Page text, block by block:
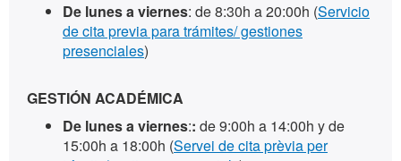
De lunes a viernes: de 8:30h a 20:00h (Servicio
de cita previa para trámites/ gestiones
presenciales)
GESTIÓN ACADÉMICA
De lunes a viernes:: de 9:00h a 14:00h y de
15:00h a 18:00h (Servei de cita prèvia per